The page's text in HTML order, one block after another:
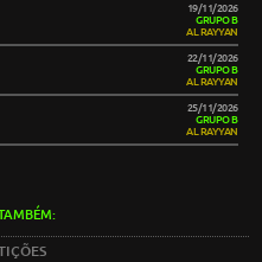
19/11/2026
GRUPO B
AL RAYYAN
22/11/2026
GRUPO B
AL RAYYAN
25/11/2026
GRUPO B
AL RAYYAN